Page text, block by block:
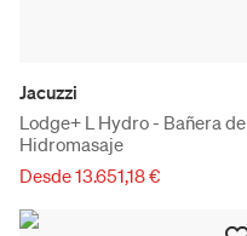
Jacuzzi
Lodge+ L Hydro - Bañera de
Hidromasaje
Desde 13.651,18 €